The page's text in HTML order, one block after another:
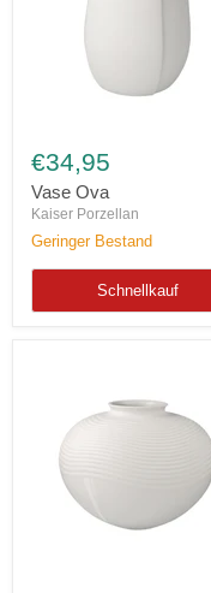
Ova
€34,95
Vase Ova
Kaiser Porzellan
Geringer Bestand
Schnellkauf